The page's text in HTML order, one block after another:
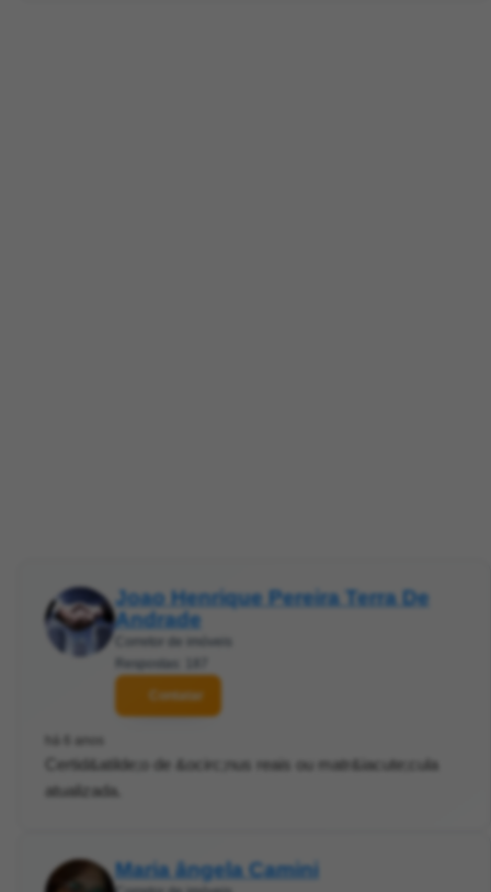
Joao Henrique Pereira Terra De
Andrade
Contatar
Certid&atilde;o de &ocirc;nus reais ou matr&iacute;cula
atualizada.
Maria ângela Camini